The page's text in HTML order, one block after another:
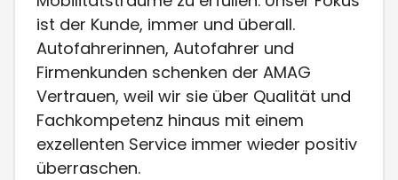
ist der Kunde, immer und überall.
Autofahrerinnen, Autofahrer und
Firmenkunden schenken der AMAG
Vertrauen, weil wir sie über Qualität und
Fachkompetenz hinaus mit einem
exzellenten Service immer wieder positiv
überraschen.